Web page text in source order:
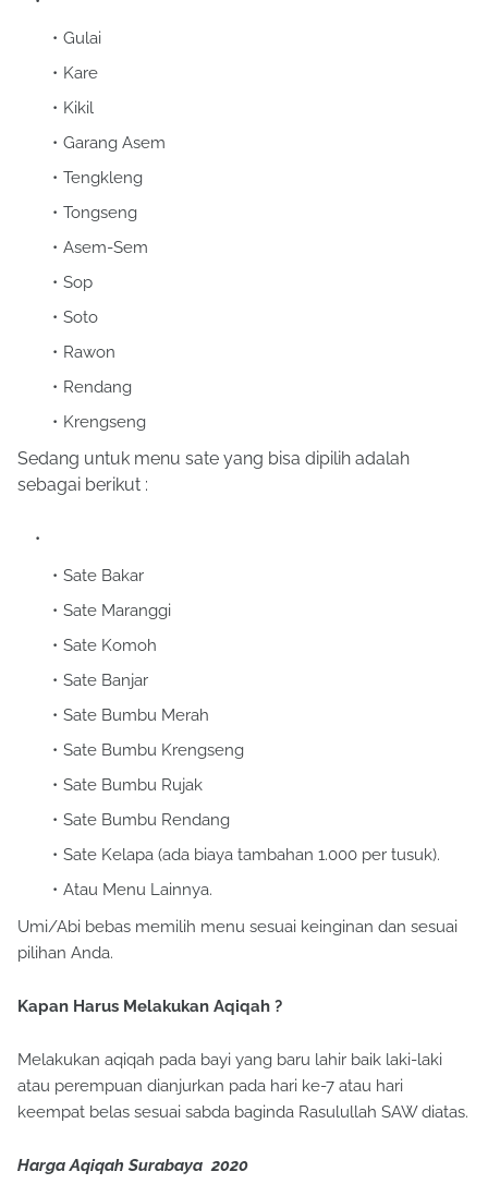
Gulai
Kare
Kikil
Garang Asem
Tengkleng
Tongseng
Asem-Sem
Sop
Soto
Rawon
Rendang
Krengseng
Sedang untuk menu sate yang bisa dipilih adalah
sebagai berikut :
Sate Bakar
Sate Maranggi
Sate Komoh
Sate Banjar
Sate Bumbu Merah
Sate Bumbu Krengseng
Sate Bumbu Rujak
Sate Bumbu Rendang
Sate Kelapa (ada biaya tambahan 1.000 per tusuk).
Atau Menu Lainnya.
Umi/Abi bebas memilih menu sesuai keinginan dan sesuai
pilihan Anda.
Kapan Harus Melakukan Aqiqah ?
Melakukan aqiqah pada bayi yang baru lahir baik laki-laki
atau perempuan dianjurkan pada hari ke-7 atau hari
keempat belas sesuai sabda baginda Rasulullah SAW diatas.
Harga Aqiqah Surabaya 2020